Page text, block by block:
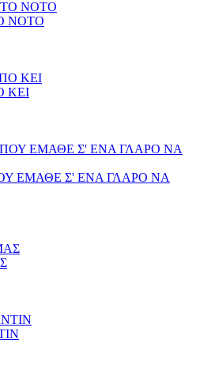
ΝΟΤΟ
ΚΕΙ
ΕΜΑΘΕ Σ' ΕΝΑ ΓΛΑΡΟ ΝΑ